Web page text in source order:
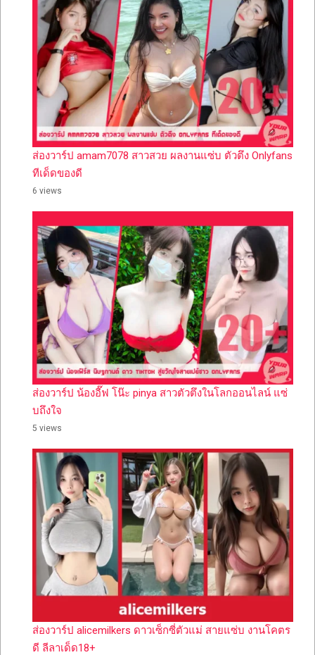
ส่องวาร์ป amam7078 สาวสวย ผลงานแซ่บ ตัวตึง Onlyfans
ทีเด็ดของดี
6 views
ส่องวาร์ป น้องอี๊ฟ โน๊ะ pinya สาวตัวตึงในโลกออนไลน์ แซ่
บถึงใจ
5 views
ส่องวาร์ป alicemilkers ดาวเซ็กซี่ตัวแม่ สายแซ่บ งานโคตร
ดี ลีลาเด็ด18+